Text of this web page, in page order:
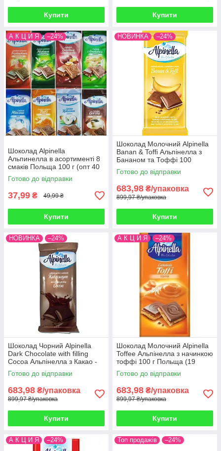
Купити Купити
А К Ц И Я –24%
Шоколад Alpinella
Альпинелла в асортименті 8
смаків Польща 100 г (опт 40
шт)
Готово до відправки
37,99 ₴ 49,99 ₴
Купити
НОВИНКА –24%
Шоколад Молочний Alpinella
Banan & Toffi Альпінелла з
Бананом та Тоффі 100
г Польща (19 шт/1 уп)
Готово до відправки
683,98 ₴/упаковка
899,97 ₴/упаковка
Купити
НОВИНКА –24%
Шоколад Чорний Alpinella
Dark Chocolate with filling
Cocoa Альпінелла з Какао -
Начинкою 100 г Польща (19
шт/1 уп)
Готово до відправки
683,98 ₴/упаковка
899,97 ₴/упаковка
Купити
А К Ц И Я –24%
Шоколад Молочний Alpinella
Toffee Альпінелла з начинкою
тоффі 100 г Польща (19
шт./1уп)
Готово до відправки
683,98 ₴/упаковка
899,97 ₴/упаковка
Купити
А К Ц И Я –24% Топ продажів –24%